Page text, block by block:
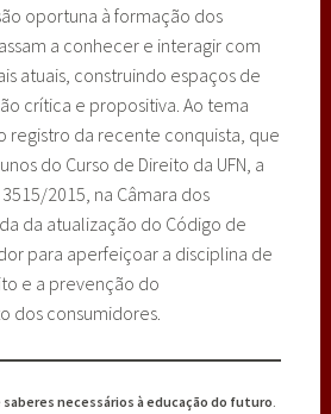
oportuna à formação dos
a conhecer e interagir com
atuais, construindo espaços de
crítica e propositiva. Ao tema
registro da recente conquista, que
do Curso de Direito da UFN, a
2015, na Câmara dos
da atualização do Código de
para aperfeiçoar a disciplina de
e a prevenção do
dos consumidores.
saberes necessários à educação do futuro